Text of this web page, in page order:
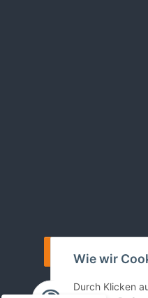
Wie wir
Durch Klicken
Vertrag